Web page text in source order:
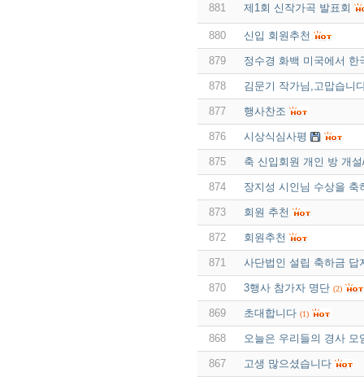
881 제1회 신작가곡 발표회
880 신입 회원추천
879 정수경 화백 미국에서 한
878 김문기 작가님,고맙습니
877 행사찬조
876 시상식심사평
875 축 신입회원 개인 방 개
874 장지성 시인님 수상을 축
873 회원 추천
872 회원추천
871 사단법인 설립 축하금 답
870 3행사 참가자 명단 (2)
869 초대합니다 (1)
868 오늘은 우리들의 경사 모
867 고생 많으셨습니다